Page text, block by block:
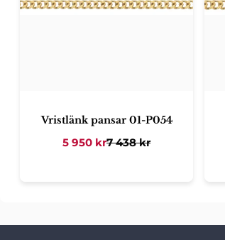
Vristlänk pansar 01-P054
5 950 kr7 438kr